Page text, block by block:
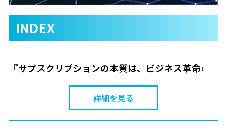
INDEX
『サブスクリプションの本質は、ビジネス革命』
詳細を見る